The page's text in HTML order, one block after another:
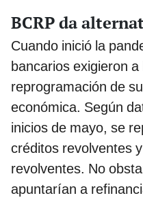
BCRP da
Cuando inició la
bancarios exigieron
reprogramación de
económica. Según
inicios de mayo, se
créditos revolventes
revolventes. No
apuntarían a